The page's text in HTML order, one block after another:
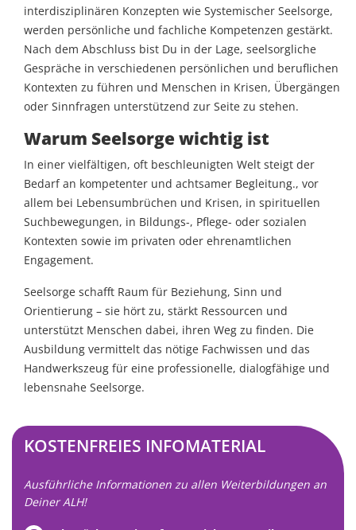
interdisziplinären Konzepten wie Systemischer Seelsorge,
werden persönliche und fachliche Kompetenzen gestärkt.
Nach dem Abschluss bist Du in der Lage, seelsorgliche
Gespräche in verschiedenen persönlichen und beruflichen
Kontexten zu führen und Menschen in Krisen, Übergängen
oder Sinnfragen unterstützend zur Seite zu stehen.
Warum Seelsorge wichtig ist
In einer vielfältigen, oft beschleunigten Welt steigt der
Bedarf an kompetenter und achtsamer Begleitung., vor
allem bei Lebensumbrüchen und Krisen, in spirituellen
Suchbewegungen, in Bildungs-, Pflege- oder sozialen
Kontexten sowie im privaten oder ehrenamtlichen
Engagement.
Seelsorge schafft Raum für Beziehung, Sinn und
Orientierung – sie hört zu, stärkt Ressourcen und
unterstützt Menschen dabei, ihren Weg zu finden. Die
Ausbildung vermittelt das nötige Fachwissen und das
Handwerkszeug für eine professionelle, dialogfähige und
lebensnahe Seelsorge.
KOSTENFREIES INFOMATERIAL
Ausführliche Informationen zu allen Weiterbildungen an
Deiner ALH!